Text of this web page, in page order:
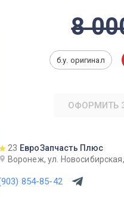
8
б.у. оригинал
ОФОРМИТЬ
23 ЕвроЗапчасть Плюс
Воронеж, ул.
854-85-42